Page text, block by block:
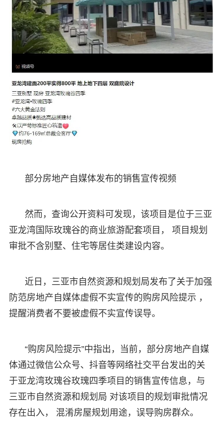
部分房地产自媒体发布的销售宣传视频
然而，查询公开资料可发现，该项目是位于三亚
亚龙湾国际玫瑰谷的商业旅游配套项目， 项目规划
审批不含别墅、住宅等居住类建设内容。
近日，三亚市自然资源和规划局发布了关于加强
防范房地产自媒体虚假不实宣传的购房风险提示 ，
提醒消费者不要被虚假不实宣传误导。
“购房风险提示”中指出，当前，部分房地产自媒
体通过微信公众号、抖音等网络社交平台发出的关
于亚龙湾玫瑰谷玫瑰四季项目的销售宣传信息，与
三亚市自然资源和规划局 对该项目的规划审批情况
存在出入， 混淆房屋规划用途，误导购房群众。